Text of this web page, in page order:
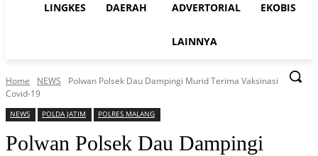
LINGKES DAERAH ADVERTORIAL EKOBIS
LAINNYA
Home NEWS
Polwan Polsek Dau Dampingi Murid Terima Vaksinasi
Covid-19
NEWS POLDA JATIM POLRES MALANG
Polwan Polsek Dau Dampingi